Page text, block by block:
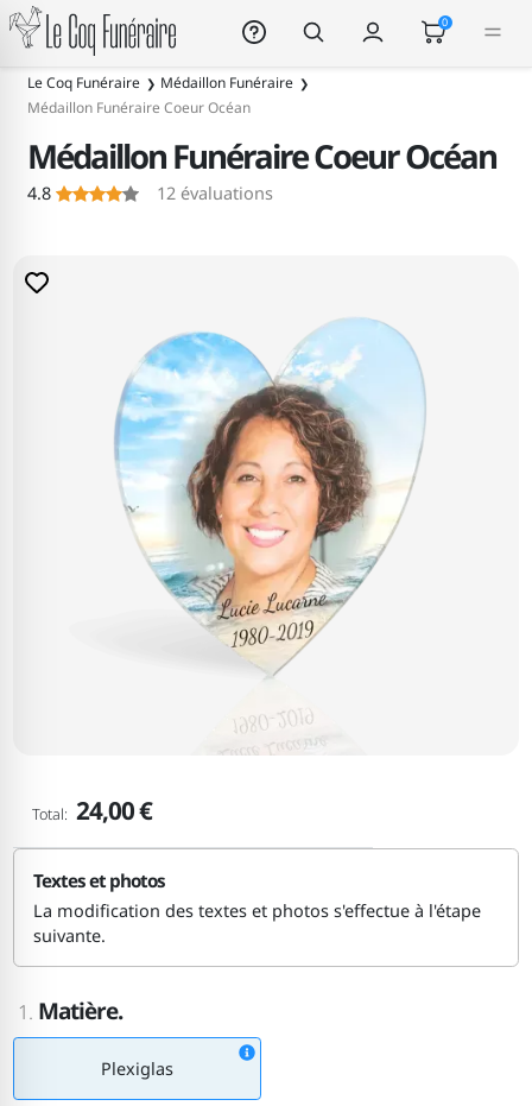
Le Coq Funéraire 0
Le Coq Funéraire
Médaillon Funéraire
Médaillon Funéraire Coeur Océan
Médaillon Funéraire Coeur Océan
4.8 12 évaluations
Total: 24,00 €
Textes et photos
La modification des textes et photos s'effectue à l'étape
suivante.
1. Matière.
Plexiglas